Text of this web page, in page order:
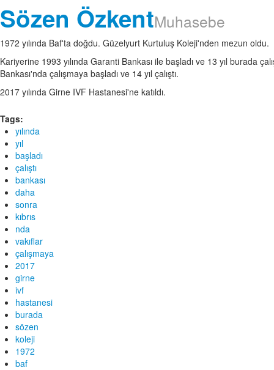
Sözen ÖzkentMuhasebe
1972 yılında Baf'ta doğdu. Güzelyurt Kurtuluş Koleji'nden mezun oldu.
Kariyerine 1993 yılında Garanti Bankası ile başladı ve 13 yıl burada
Bankası'nda çalışmaya başladı ve 14 yıl çalıştı.
2017 yılında Girne IVF Hastanesi'ne katıldı.
Tags:
yılında
yıl
başladı
çalıştı
bankası
daha
sonra
kıbrıs
nda
vakıflar
çalışmaya
2017
girne
ivf
hastanesi
burada
sözen
koleji
1972
baf